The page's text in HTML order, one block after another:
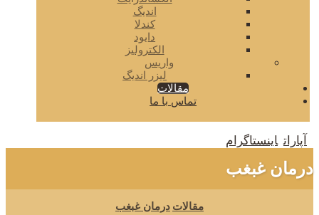
اندیگ
کندلا
دایود
الکترولیز
واریس
لیزر اندیگ
مقالات
تماس با ما
آپارات اینستاگرام
درمان غبغب
مقالات درمان غبغب